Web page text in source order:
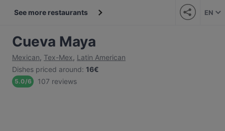
See more restaurants EN
Cueva Maya
Mexican, Tex-Mex, Latin American
Dishes priced around: 16€
5.0/6 107 reviews